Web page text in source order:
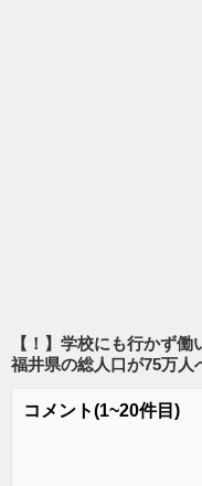
【！】学校にも行かず
福井県の総人口が75万人
コメント(1~20件目)